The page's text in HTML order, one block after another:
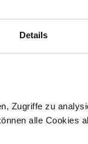
Details
Zugriffe zu
alle Cookies
steuern. Ein
und zeigt Ihnen
erhöht